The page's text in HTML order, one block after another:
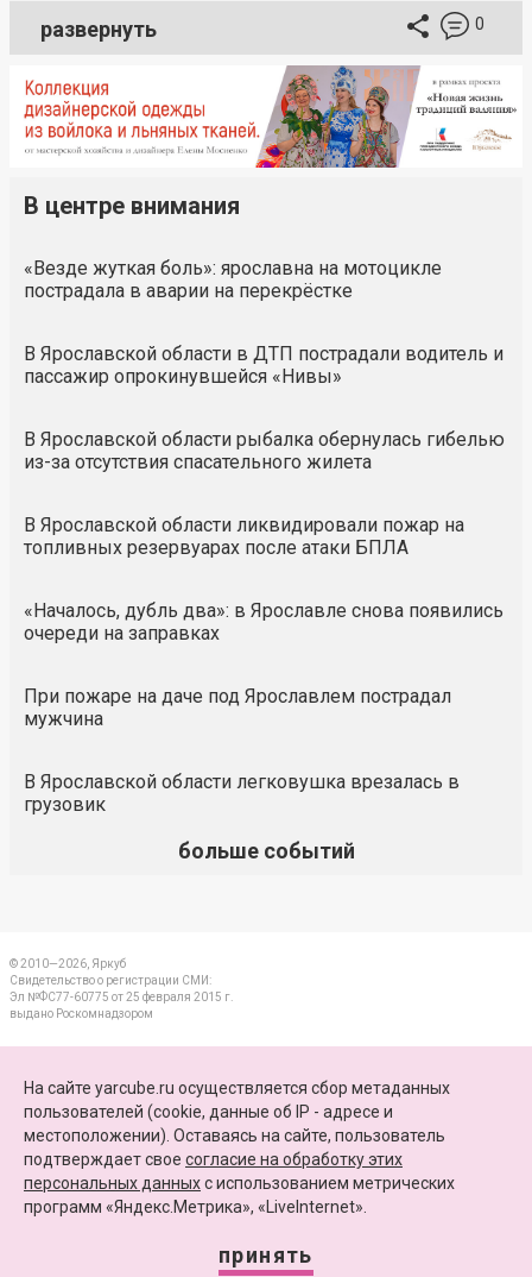
развернуть 0
В центре внимания
«Везде жуткая боль»: ярославна на мотоцикле
пострадала в аварии на перекрёстке
В Ярославской области в ДТП пострадали водитель и
пассажир опрокинувшейся «Нивы»
В Ярославской области рыбалка обернулась гибелью
из-за отсутствия спасательного жилета
В Ярославской области ликвидировали пожар на
топливных резервуарах после атаки БПЛА
«Началось, дубль два»: в Ярославле снова появились
очереди на заправках
При пожаре на даче под Ярославлем пострадал
мужчина
В Ярославской области легковушка врезалась в
грузовик
больше событий
© 2010—2026, Яркуб
Свидетельство о регистрации СМИ:
Эл №ФС77-60775 от 25 февраля 2015 г.
выдано Роскомнадзором
ПАРТНЕРЫ
КАРТА САЙТА
+7 (4852) 64-15-52
Сайт функционирует при финансовой поддержке Министерства цифрового развития,
На сайте yarcube.ru осуществляется сбор метаданных
пользователей (cookie, данные об IP - адресе и
местоположении). Оставаясь на сайте, пользователь
подтверждает свое согласие на обработку этих
персональных данныхc использованием метрических
программ «Яндекс.Метрика», «LiveInternet».
принять